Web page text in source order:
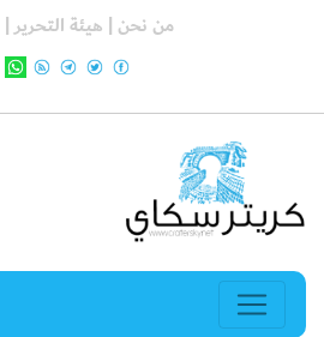
من نحن | هيئة التحرير |